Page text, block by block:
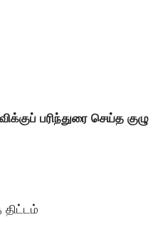
பரிந்துரை செய்த குழு